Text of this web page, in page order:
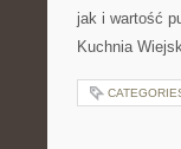
jak i wartość
Kuchnia